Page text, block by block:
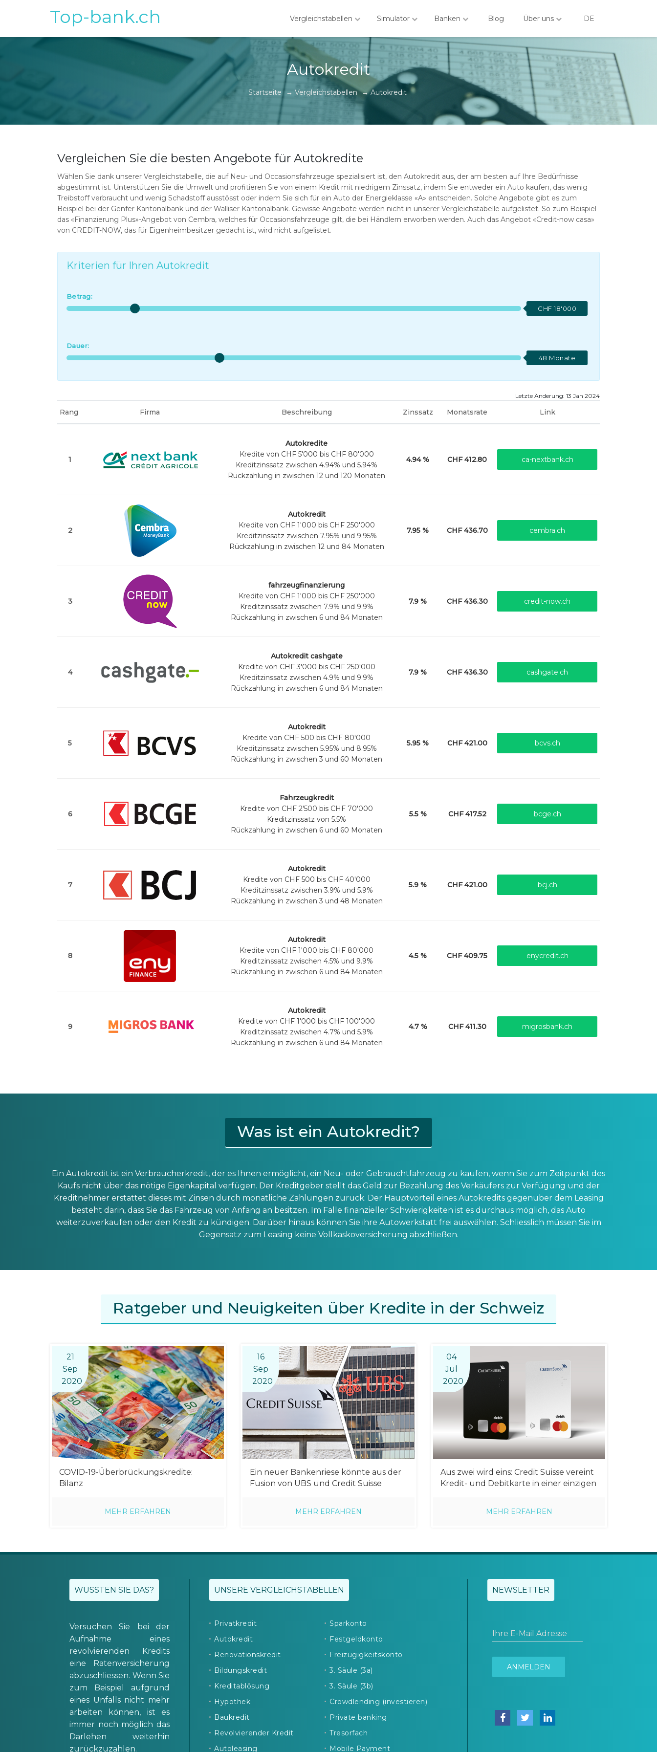
Top-bank.ch Vergleichstabellen Simulator Banken Blog Über uns DE
Autokredit
Startseite → Vergleichstabellen → Autokredit
Vergleichen Sie die besten Angebote für Autokredite
Wählen Sie dank unserer Vergleichstabelle, die auf Neu- und Occasionsfahrzeuge spezialisiert ist, den Autokredit aus, der am besten auf Ihre Bedürfnisse
abgestimmt ist. Unterstützen Sie die Umwelt und profitieren Sie von einem Kredit mit niedrigem Zinssatz, indem Sie entweder ein Auto kaufen, das wenig
Treibstoff verbraucht und wenig Schadstoff ausstösst oder indem Sie sich für ein Auto der Energieklasse «A» entscheiden. Solche Angebote gibt es zum
Beispiel bei der Genfer Kantonalbank und der Walliser Kantonalbank. Gewisse Angebote werden nicht in unserer Vergleichstabelle aufgelistet. So zum Beispiel
das «Finanzierung Plus»-Angebot von Cembra, welches für Occasionsfahrzeuge gilt, die bei Händlern erworben werden. Auch das Angebot «Credit-now casa»
von CREDIT-NOW, das für Eigenheimbesitzer gedacht ist, wird nicht aufgelistet.
Kriterien für Ihren Autokredit
Betrag:
CHF 18'000
Dauer:
48 Monate
Letzte Änderung: 13 Jan 2024
Rang Firma Beschreibung Zinssatz Monatsrate Link
1
Autokredite
Kredite von CHF 5'000 bis CHF 80'000
Kreditzinssatz zwischen 4.94% und 5.94%
Rückzahlung in zwischen 12 und 120 Monaten
4.94 % CHF 412.80 ca-nextbank.ch
2
Autokredit
Kredite von CHF 1'000 bis CHF 250'000
Kreditzinssatz zwischen 7.95% und 9.95%
Rückzahlung in zwischen 12 und 84 Monaten
7.95 % CHF 436.70 cembra.ch
3
fahrzeugfinanzierung
Kredite von CHF 1'000 bis CHF 250'000
Kreditzinssatz zwischen 7.9% und 9.9%
Rückzahlung in zwischen 6 und 84 Monaten
7.9 % CHF 436.30 credit-now.ch
4
Autokredit cashgate
Kredite von CHF 3'000 bis CHF 250'000
Kreditzinssatz zwischen 4.9% und 9.9%
Rückzahlung in zwischen 6 und 84 Monaten
7.9 % CHF 436.30 cashgate.ch
5
Autokredit
Kredite von CHF 500 bis CHF 80'000
Kreditzinssatz zwischen 5.95% und 8.95%
Rückzahlung in zwischen 3 und 60 Monaten
5.95 % CHF 421.00 bcvs.ch
6
Fahrzeugkredit
Kredite von CHF 2'500 bis CHF 70'000
Kreditzinssatz von 5.5%
Rückzahlung in zwischen 6 und 60 Monaten
5.5 % CHF 417.52 bcge.ch
7
Autokredit
Kredite von CHF 500 bis CHF 40'000
Kreditzinssatz zwischen 3.9% und 5.9%
Rückzahlung in zwischen 3 und 48 Monaten
5.9 % CHF 421.00 bcj.ch
8
Autokredit
Kredite von CHF 1'000 bis CHF 80'000
Kreditzinssatz zwischen 4.5% und 9.9%
Rückzahlung in zwischen 6 und 84 Monaten
4.5 % CHF 409.75 enycredit.ch
9
Autokredit
Kredite von CHF 1'000 bis CHF 100'000
Kreditzinssatz zwischen 4.7% und 5.9%
Rückzahlung in zwischen 6 und 84 Monaten
4.7 % CHF 411.30 migrosbank.ch
Was ist ein Autokredit?
Ein Autokredit ist ein Verbraucherkredit, der es Ihnen ermöglicht, ein Neu- oder Gebrauchtfahrzeug zu kaufen, wenn Sie zum Zeitpunkt des
Kaufs nicht über das nötige Eigenkapital verfügen. Der Kreditgeber stellt das Geld zur Bezahlung des Verkäufers zur Verfügung und der
Kreditnehmer erstattet dieses mit Zinsen durch monatliche Zahlungen zurück. Der Hauptvorteil eines Autokredits gegenüber dem Leasing
besteht darin, dass Sie das Fahrzeug von Anfang an besitzen. Im Falle finanzieller Schwierigkeiten ist es durchaus möglich, das Auto
weiterzuverkaufen oder den Kredit zu kündigen. Darüber hinaus können Sie ihre Autowerkstatt frei auswählen. Schliesslich müssen Sie im
Gegensatz zum Leasing keine Vollkaskoversicherung abschließen.
Ratgeber und Neuigkeiten über Kredite in der Schweiz
21
Sep
2020
COVID-19-Überbrückungskredite:
Bilanz
MEHR ERFAHREN
16
Sep
2020
Ein neuer Bankenriese könnte aus der
Fusion von UBS und Credit Suisse
MEHR ERFAHREN
04
Jul
2020
Aus zwei wird eins: Credit Suisse vereint
Kredit- und Debitkarte in einer einzigen
MEHR ERFAHREN
WUSSTEN SIE DAS?
Versuchen Sie bei der
Aufnahme eines
revolvierenden Kredits
eine Ratenversicherung
abzuschliessen. Wenn Sie
zum Beispiel aufgrund
eines Unfalls nicht mehr
arbeiten können, ist es
immer noch möglich das
Darlehen weiterhin
zurückzuzahlen.
UNSERE VERGLEICHSTABELLEN
Privatkredit
Autokredit
Renovationskredit
Bildungskredit
Kreditablösung
Hypothek
Baukredit
Revolvierender Kredit
Autoleasing
Sparkonto
Festgeldkonto
Freizügigkeitskonto
3. Säule (3a)
3. Säule (3b)
Crowdlending (investieren)
Private banking
Tresorfach
Mobile Payment
NEWSLETTER
Ihre E-Mail Adresse
ANMELDEN